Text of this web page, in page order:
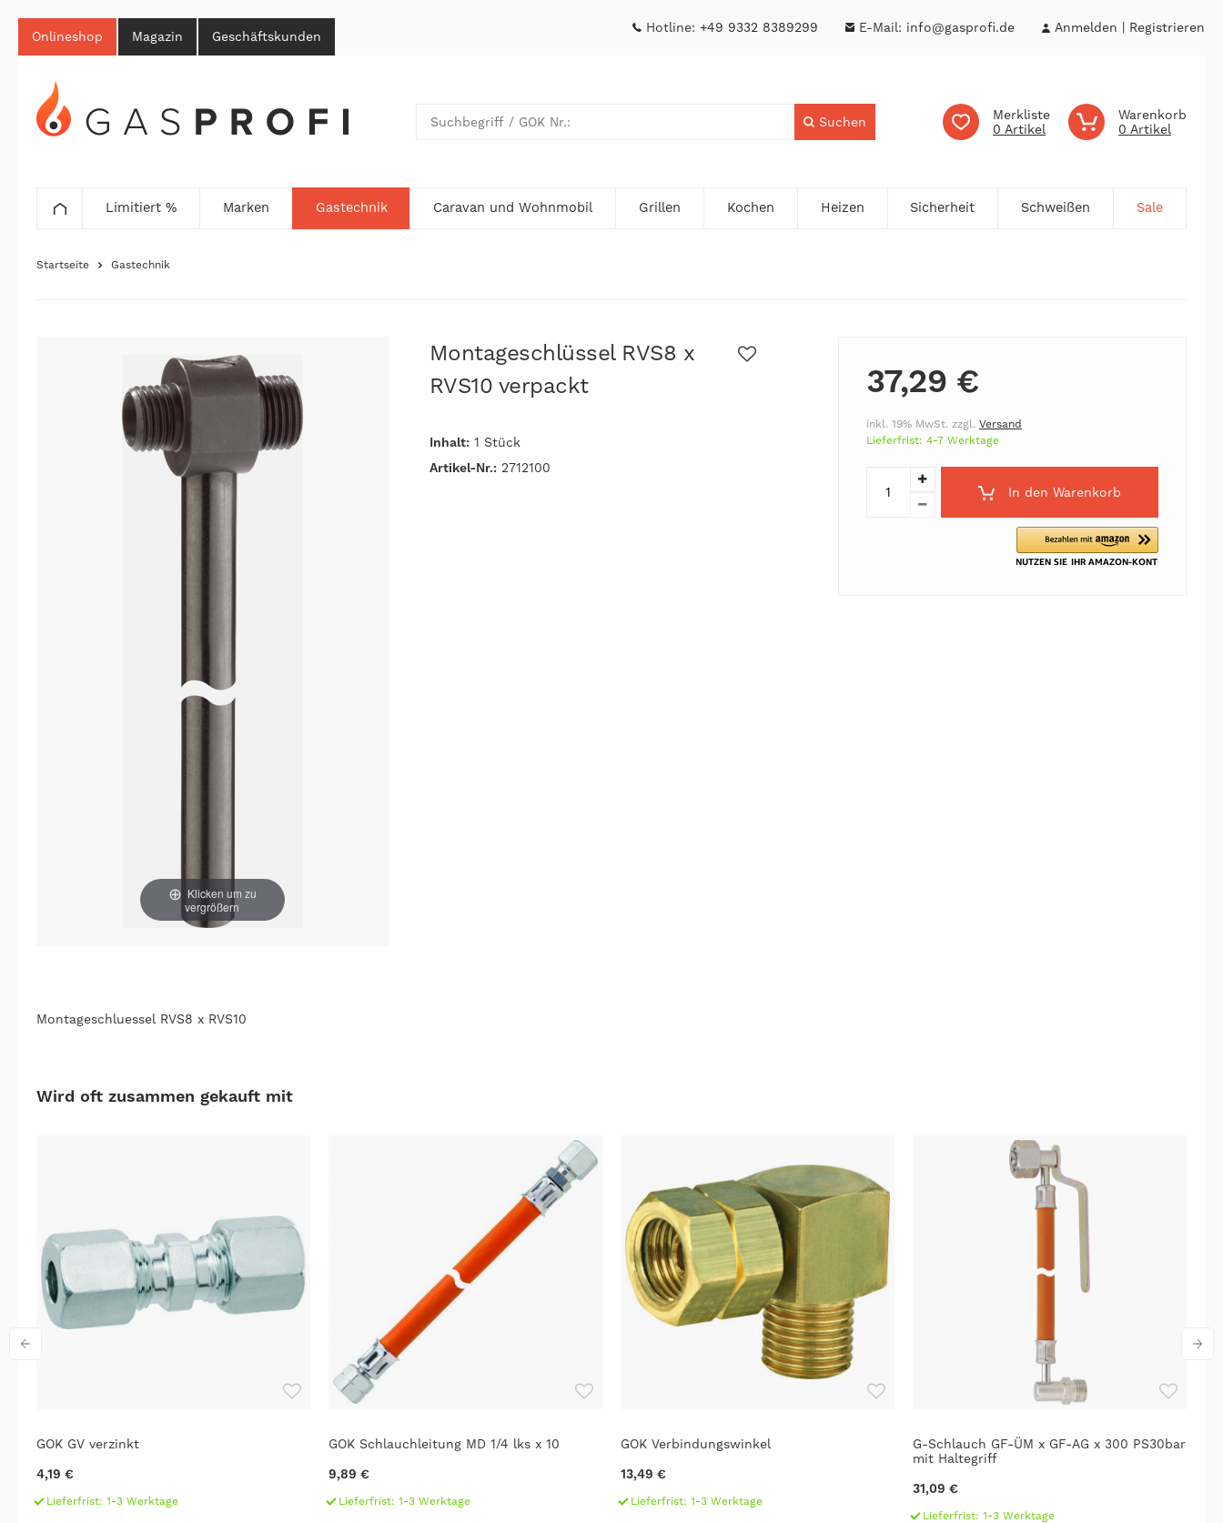
Onlineshop Magazin Geschäftskunden
Hotline: +49 9332 8389299 E-Mail: info@gasprofi.de Anmelden Registrieren
Merkliste
0
Warenkorb
0
Suchen
Limitiert % Marken Gastechnik Caravan und Wohnmobil Grillen Kochen Heizen Sicherheit Schweißen Sale
Startseite Gastechnik
Klicken um zu
vergrößern
Montageschlüssel RVS8 x
RVS10 verpackt
Inhalt:1 Stück
Artikel-Nr.:2712100
37,29 €
In den Warenkorb
inkl. 19% MwSt. zzgl. Versand
Lieferfrist: 4-7 Werktage
Montageschluessel RVS8 x RVS10
Wird oft zusammen gekauft mit
GOK GV verzinkt
4,19 €
Lieferfrist: 1-3 Werktage
GOK Schlauchleitung MD 1/4 lks x 10
9,89 €
Lieferfrist: 1-3 Werktage
GOK Verbindungswinkel
13,49 €
Lieferfrist: 1-3 Werktage
G-Schlauch GF-ÜM x GF-AG x 300 PS30bar
mit Haltegriff
31,09 €
Lieferfrist: 1-3 Werktage